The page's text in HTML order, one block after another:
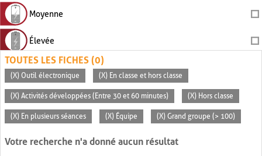
Moyenne
Élevée
TOUTES LES FICHES (0)
(X) Outil électronique (X) En classe et hors classe
(X) Activités développées (Entre 30 et 60 minutes) (X) Hors classe
(X) En plusieurs séances (X) Équipe (X) Grand groupe (> 100)
Votre recherche n'a donné aucun résultat